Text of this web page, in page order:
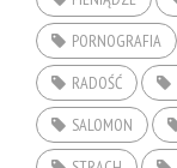
PORNOGRAFIA
RADOŚĆ
SALOMON